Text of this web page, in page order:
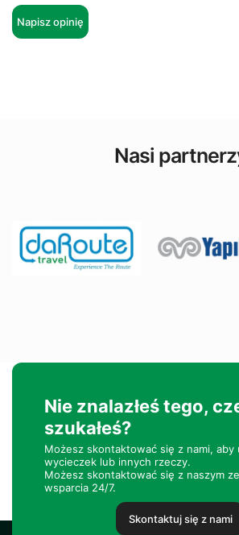
Napisz opinię
Nasi
Nie znalazłeś tego,
szukałeś?
Możesz skontaktować się z nami, aby
wycieczek lub innych rzeczy.
Możesz skontaktować się z naszym
wsparcia 24/7.
Skontaktuj się z nami